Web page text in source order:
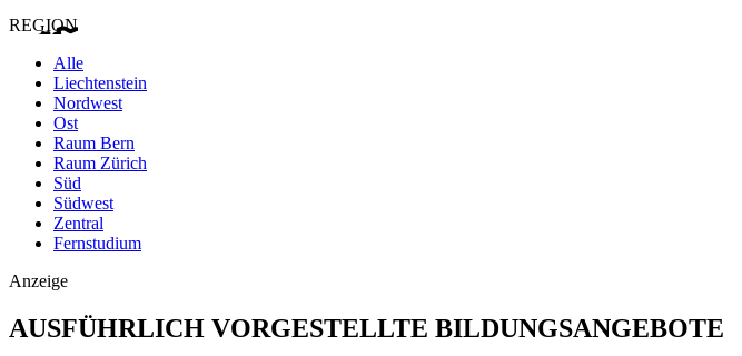
REGION
Alle
Liechtenstein
Nordwest
Ost
Raum Bern
Raum Zürich
Süd
Südwest
Zentral
Fernstudium
Anzeige
AUSFÜHRLICH VORGESTELLTE BILDUNGSANGEBOTE